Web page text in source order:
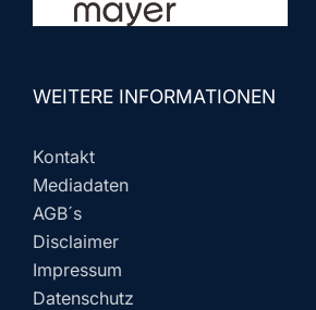
WEITERE INFORMATIONEN
Kontakt
Mediadaten
AGB´s
Disclaimer
Impressum
Datenschutz